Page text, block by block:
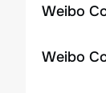
Weibo
Weibo